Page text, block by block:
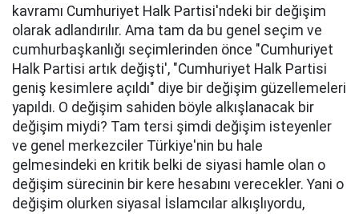
kavramı Cumhuriyet Halk Partisi'ndeki bir değişim
olarak adlandırılır. Ama tam da bu genel seçim ve
cumhurbaşkanlığı seçimlerinden önce "Cumhuriyet
Halk Partisi artık değişti', "Cumhuriyet Halk Partisi
geniş kesimlere açıldı" diye bir değişim güzellemeleri
yapıldı. O değişim sahiden böyle alkışlanacak bir
değişim miydi? Tam tersi şimdi değişim isteyenler
ve genel merkezciler Türkiye'nin bu hale
gelmesindeki en kritik belki de siyasi hamle olan o
değişim sürecinin bir kere hesabını verecekler. Yani o
değişim olurken siyasal İslamcılar alkışlıyordu,